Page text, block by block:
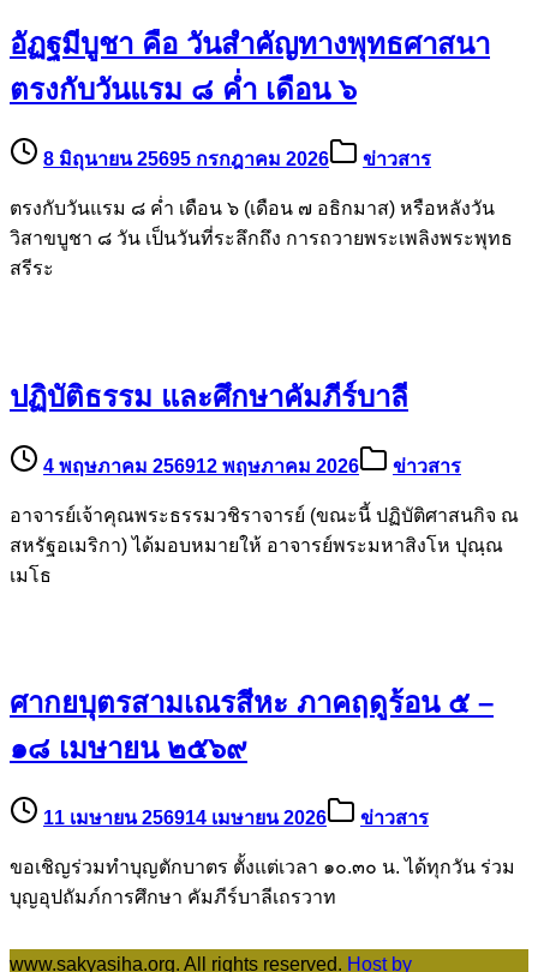
แด่ สมเด็จพระเจ้าลูกเธอ เจ้าฟ้าพัชรกิติยาภา นเรนทิราเทพยวดี
กรมหลวงราชสาริณีสิริพัชร มหาวัชรราชธิดา
ตรงกับวันแรม ๘ ค่ำ เดือน ๖
วิสาขบูชา ๘ วัน เป็นวันที่ระลึกถึง การถวายพระเพลิงพระพุทธ
สรีระ
ปฏิบัติธรรม และศึกษาคัมภีร์บาลี
สหรัฐอเมริกา) ได้มอบหมายให้ อาจารย์พระมหาสิงโห ปุณฺณ
เมโธ
๑๘ เมษายน ๒๕๖๙
11 เมษายน 2569 14 เมษายน 2026 ข่าวสาร